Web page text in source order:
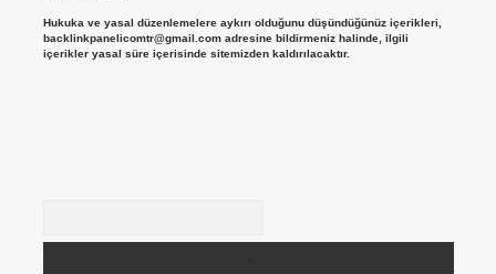
Hukuka ve yasal düzenlemelere aykırı olduğunu düşündüğünüz içerikleri,
backlinkpanelicomtr@gmail.comadresine bildirmeniz halinde, ilgili
içerikler yasal süre içerisinde sitemizden kaldırılacaktır.